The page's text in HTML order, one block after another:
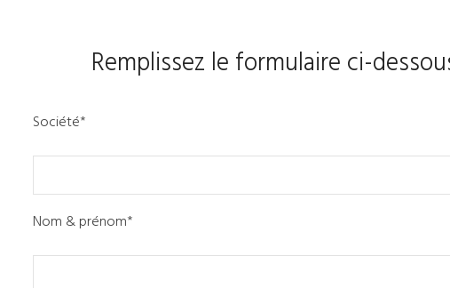
Remplissez le formulaire ci-
Société*
Nom & prénom*